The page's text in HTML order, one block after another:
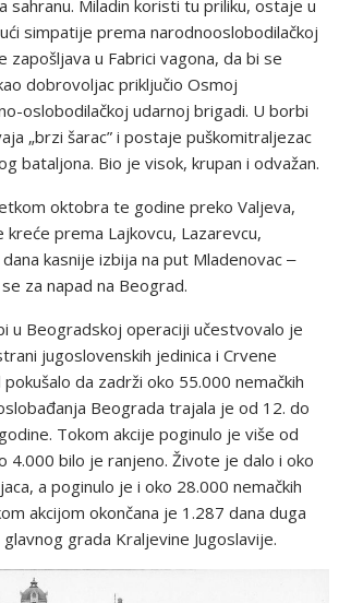
sahranu. Miladin koristi tu priliku, ostaje u
simpatije prema narodnooslobodilačkoj
zapošljava u Fabrici vagona, da bi se
dobrovoljac priključio Osmoj
oslobodilačkoj udarnoj brigadi. U borbi
„brzi šarac” i postaje puškomitraljezac
bataljona. Bio je visok, krupan i odvažan.
oktobra te godine preko Valjeva,
kreće prema Lajkovcu, Lazarevcu,
kasnije izbija na put Mladenovac ‒
za napad na Beograd.
u Beogradskoj operaciji učestvovalo je
jugoslovenskih jedinica i Crvene
da zadrži oko 55.000 nemačkih
Beograda trajala je od 12. do
Tokom akcije poginulo je više od
4.000 bilo je ranjeno. Živote je dalo i oko
a poginulo je i oko 28.000 nemačkih
akcijom okončana je 1.287 dana duga
grada Kraljevine Jugoslavije.